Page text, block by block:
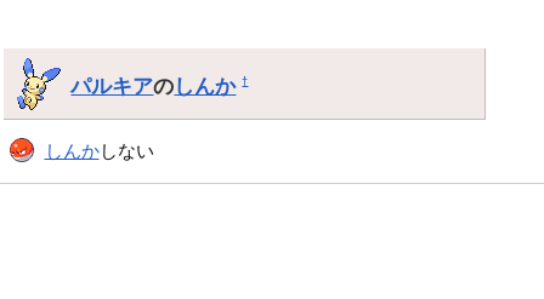
パルキアのしんか †
しんかしない